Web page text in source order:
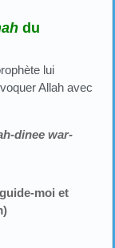
du
lui
Allah avec
dinee war-
moi et